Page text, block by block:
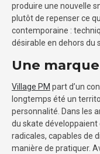
produire une nouvelle
plutôt de repenser ce
contemporaine :
désirable en dehors du
Une
Village PM part d’un
longtemps été un
personnalité. Dans les
du skate
radicales, capables de
manière de pratiquer.